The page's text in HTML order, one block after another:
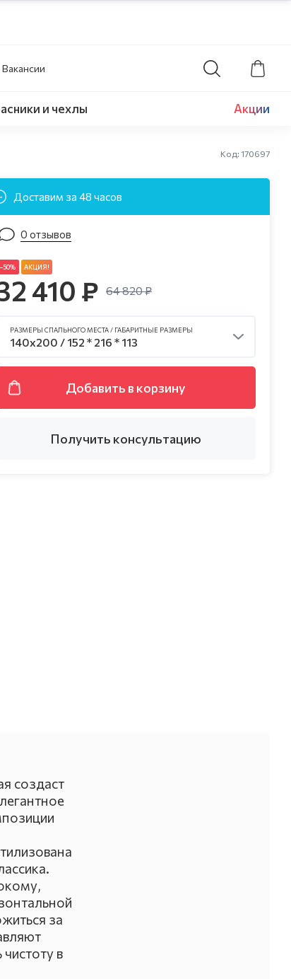
Вакансии
и чехлы Акции
Код: 170697
Доставим за 48 часов
0 отзывов
–50% АКЦИЯ!
410 ₽ 64 820 ₽
РАЗМЕРЫ СПАЛЬНОГО МЕСТА / ГАБАРИТНЫЕ РАЗМЕРЫ
140х200 / 152 * 216 * 113
Добавить в корзину
Получить консультацию
создаст
за
в